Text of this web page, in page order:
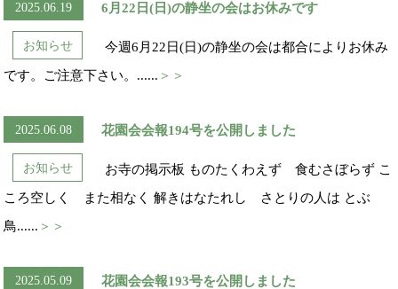
2025.06.19 6月22日(日)の静坐の会はお休みです
お知らせ
今週6月22日(日)の静坐の会は都合によりお休み
です。ご注意下さい。...... ＞＞
2025.06.08 花園会会報194号を公開しました
お知らせ
お寺の掲示板 ものたくわえず 食むさぼらず こ
ころ空しく また相なく 解きはなたれし さとりの人は とぶ
鳥...... ＞＞
2025.05.09 花園会会報193号を公開しました